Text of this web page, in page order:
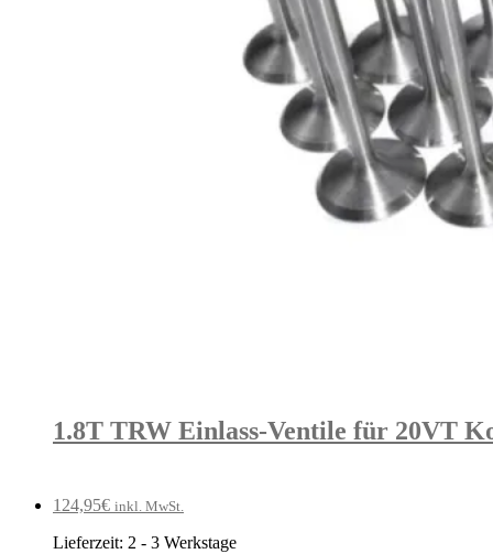
1.8T TRW Einlass-Ventile für 20VT
124,95€ inkl. MwSt.
Lieferzeit: 2 - 3 Werkstage